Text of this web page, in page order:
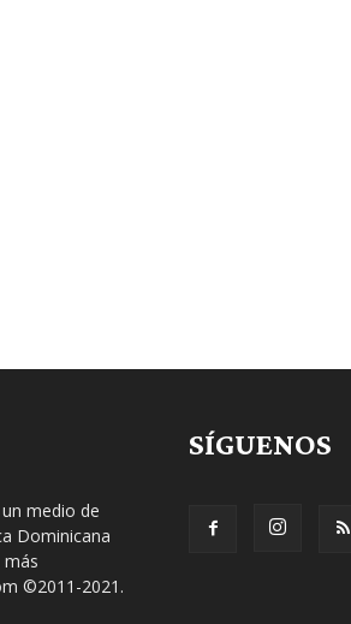
medio de
Dominicana
más
©2011-2021.
SÍGUENOS